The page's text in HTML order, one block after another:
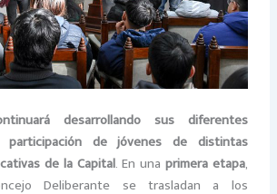
desarrollando sus diferentes
de jóvenes de distintas
de la Capital. En una primera etapa,
Deliberante se trasladan a los